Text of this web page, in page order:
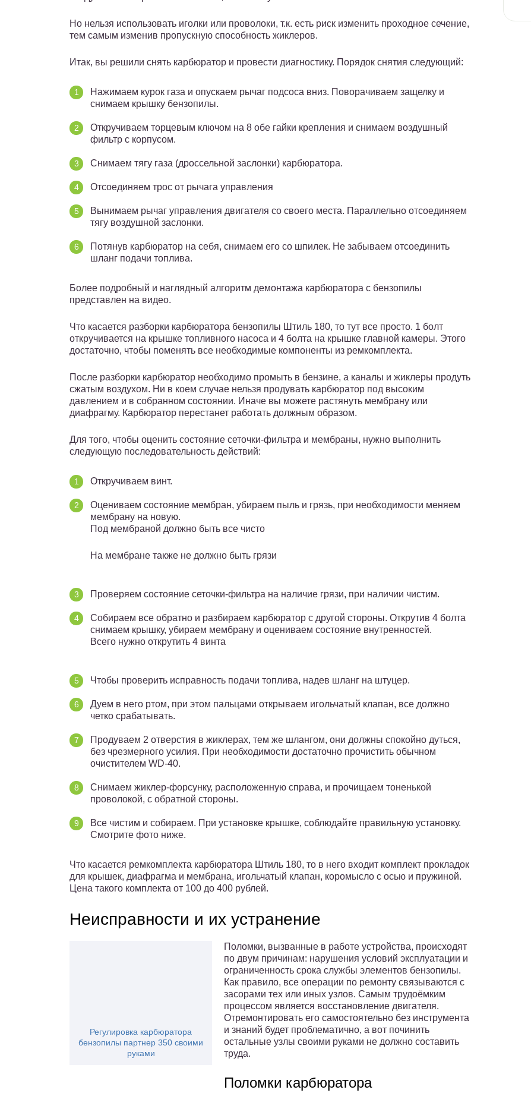
Но нельзя использовать иголки или проволоки, т.к. есть риск изменить проходное сечение,
тем самым изменив пропускную способность жиклеров.
Итак, вы решили снять карбюратор и провести диагностику. Порядок снятия следующий:
Нажимаем курок газа и опускаем рычаг подсоса вниз. Поворачиваем защелку и
снимаем крышку бензопилы.
Откручиваем торцевым ключом на 8 обе гайки крепления и снимаем воздушный
фильтр с корпусом.
Снимаем тягу газа (дроссельной заслонки) карбюратора.
Отсоединяем трос от рычага управления
Вынимаем рычаг управления двигателя со своего места. Параллельно отсоединяем
тягу воздушной заслонки.
Потянув карбюратор на себя, снимаем его со шпилек. Не забываем отсоединить
шланг подачи топлива.
Более подробный и наглядный алгоритм демонтажа карбюратора с бензопилы
представлен на видео.
Что касается разборки карбюратора бензопилы Штиль 180, то тут все просто. 1 болт
откручивается на крышке топливного насоса и 4 болта на крышке главной камеры. Этого
достаточно, чтобы поменять все необходимые компоненты из ремкомплекта.
После разборки карбюратор необходимо промыть в бензине, а каналы и жиклеры продуть
сжатым воздухом. Ни в коем случае нельзя продувать карбюратор под высоким
давлением и в собранном состоянии. Иначе вы можете растянуть мембрану или
диафрагму. Карбюратор перестанет работать должным образом.
Для того, чтобы оценить состояние сеточки-фильтра и мембраны, нужно выполнить
следующую последовательность действий:
Откручиваем винт.
Оцениваем состояние мембран, убираем пыль и грязь, при необходимости меняем
мембрану на новую.
Под мембраной должно быть все чисто
На мембране также не должно быть грязи
Проверяем состояние сеточки-фильтра на наличие грязи, при наличии чистим.
Собираем все обратно и разбираем карбюратор с другой стороны. Открутив 4 болта
снимаем крышку, убираем мембрану и оцениваем состояние внутренностей.
Всего нужно открутить 4 винта
Чтобы проверить исправность подачи топлива, надев шланг на штуцер.
Дуем в него ртом, при этом пальцами открываем игольчатый клапан, все должно
четко срабатывать.
Продуваем 2 отверстия в жиклерах, тем же шлангом, они должны спокойно дуться,
без чрезмерного усилия. При необходимости достаточно прочистить обычном
очистителем WD-40.
Снимаем жиклер-форсунку, расположенную справа, и прочищаем тоненькой
проволокой, с обратной стороны.
Все чистим и собираем. При установке крышке, соблюдайте правильную установку.
Смотрите фото ниже.
Что касается ремкомплекта карбюратора Штиль 180, то в него входит комплект прокладок
для крышек, диафрагма и мембрана, игольчатый клапан, коромысло с осью и пружиной.
Цена такого комплекта от 100 до 400 рублей.
Неисправности и их устранение
Регулировка карбюратора
бензопилы партнер 350 своими
руками
Поломки, вызванные в работе устройства, происходят
по двум причинам: нарушения условий эксплуатации и
ограниченность срока службы элементов бензопилы.
Как правило, все операции по ремонту связываются с
засорами тех или иных узлов. Самым трудоёмким
процессом является восстановление двигателя.
Отремонтировать его самостоятельно без инструмента
и знаний будет проблематично, а вот починить
остальные узлы своими руками не должно составить
труда.
Поломки карбюратора